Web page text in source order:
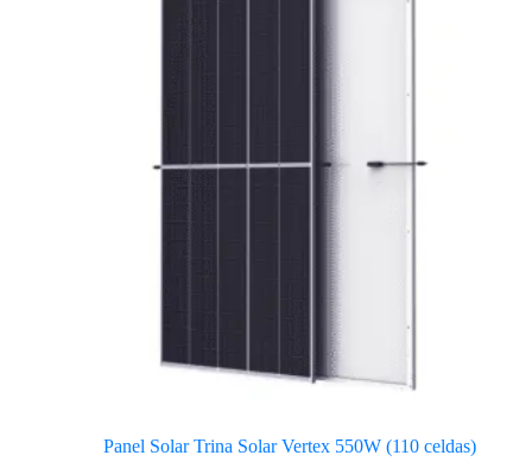
Panel Solar Trina Solar Vertex 550W (110 celdas)